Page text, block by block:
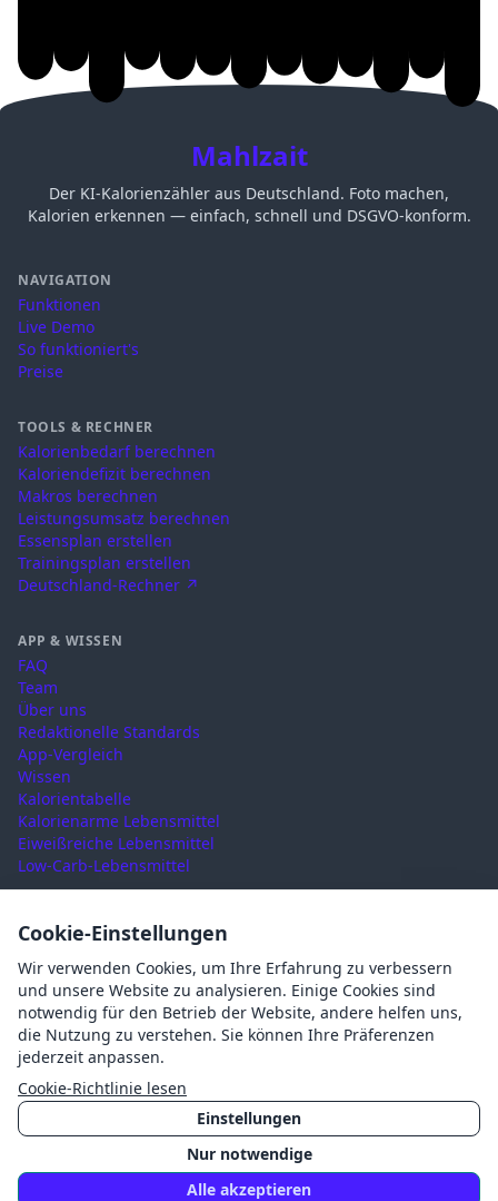
Mahlzait
Der KI-Kalorienzähler aus Deutschland. Foto machen,
Kalorien erkennen — einfach, schnell und DSGVO-konform.
NAVIGATION
Funktionen
Live Demo
So funktioniert's
Preise
TOOLS & RECHNER
Kalorienbedarf berechnen
Kaloriendefizit berechnen
Makros berechnen
Leistungsumsatz berechnen
Essensplan erstellen
Trainingsplan erstellen
Deutschland-Rechner ↗
APP & WISSEN
FAQ
Team
Über uns
Redaktionelle Standards
App-Vergleich
Wissen
Kalorientabelle
Kalorienarme Lebensmittel
Eiweißreiche Lebensmittel
Low-Carb-Lebensmittel
RECHTLICHES
Nutzungsbedingungen
Datenschutz
Impressum
AGB
Cookies
Cookie-Einstellungen
©2026Mahlzait · Made with ❤️ in Germany
Cookie-Einstellungen
Wir verwenden Cookies, um Ihre Erfahrung zu verbessern
und unsere Website zu analysieren. Einige Cookies sind
notwendig für den Betrieb der Website, andere helfen uns,
die Nutzung zu verstehen. Sie können Ihre Präferenzen
jederzeit anpassen.
Cookie-Richtlinie lesen
Einstellungen
Nur notwendige
Alle akzeptieren